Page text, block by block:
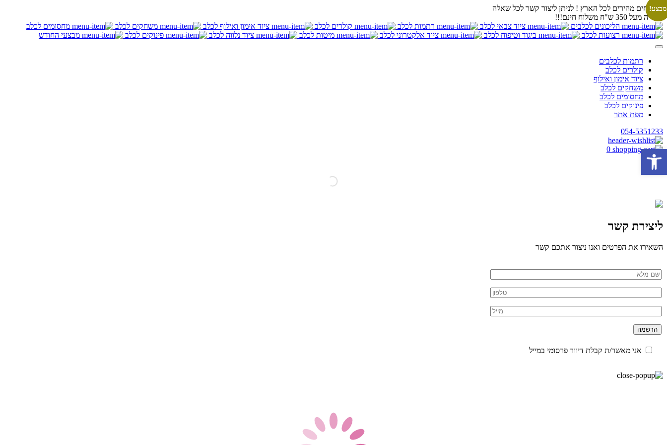
משלוחים מהירים לכל הארץ ! לניתן ליצור קשר לכל שאלה
בקנייה מעל 350 ש"ח משלוח חינם!!!
הליכונים לכלבים
ציוד צבאי לכלב רתמות לכלב קולרים לכלב ציוד אימון ואילוף לכלב משחקים לכלב
מחסומים לכלב
רצועות לכלב
ביגוד וטיפוח לכלב ציוד אלקטרוני לכלב מיטות לכלב ציוד נלווה לכלב פינוקים לכלב מבצעי החודש
רתמות לכלבים
קולרים לכלב
ציוד אימון ואילוף
משחקים לכלב
מחסומים לכלב
פינוקים לכלב
מפת אתר
054-5351233
0
ליצירת קשר
השאירו את הפרטים ואנו ניצור אתכם קשר
אני מאשר/ת קבלת דיוור פרסומי במייל
מבצע!
מבצע!
פתח סרגל נגישות